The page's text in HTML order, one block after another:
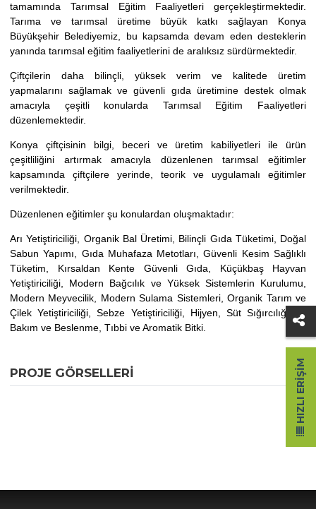
tamamında Tarımsal Eğitim Faaliyetleri gerçekleştirmektedir.
Tarıma ve tarımsal üretime büyük katkı sağlayan Konya
Büyükşehir Belediyemiz, bu kapsamda devam eden desteklerin
yanında tarımsal eğitim faaliyetlerini de aralıksız sürdürmektedir.
Çiftçilerin daha bilinçli, yüksek verim ve kalitede üretim
yapmalarını sağlamak ve güvenli gıda üretimine destek olmak
amacıyla çeşitli konularda Tarımsal Eğitim Faaliyetleri
düzenlemektedir.
Konya çiftçisinin bilgi, beceri ve üretim kabiliyetleri ile ürün
çeşitliliğini artırmak amacıyla düzenlenen tarımsal eğitimler
kapsamında çiftçilere yerinde, teorik ve uygulamalı eğitimler
verilmektedir.
Düzenlenen eğitimler şu konulardan oluşmaktadır:
Arı Yetiştiriciliği, Organik Bal Üretimi, Bilinçli Gıda Tüketimi, Doğal
Sabun Yapımı, Gıda Muhafaza Metotları, Güvenli Kesim Sağlıklı
Tüketim, Kırsaldan Kente Güvenli Gıda, Küçükbaş Hayvan
Yetiştiriciliği, Modern Bağcılık ve Yüksek Sistemlerin Kurulumu,
Modern Meyvecilik, Modern Sulama Sistemleri, Organik Tarım ve
Çilek Yetiştiriciliği, Sebze Yetiştiriciliği, Hijyen, Süt Sığırcılığında
Bakım ve Beslenme, Tıbbi ve Aromatik Bitki.
PROJE GÖRSELLERI HIZLI ERIŞIM